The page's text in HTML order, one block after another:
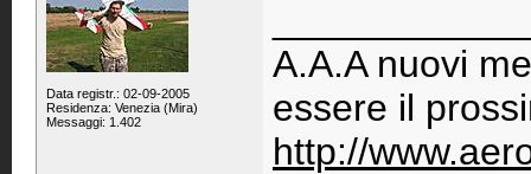
Data registr.: 02-09-2005
Residenza: Venezia (Mira)
Messaggi: 1.402
A.A.A nuovi
essere il
http://